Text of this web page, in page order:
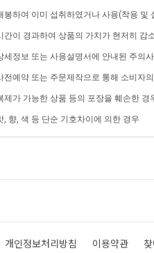
봉하여 이미 섭취하였거나 사용(착용 및
간이 경과하여 상품의 가치가 현저히 감
세정보 또는 사용설명서에 안내된 주의
전예약 또는 주문제작으로 통해 소비자
제가 가능한 상품 등의 포장을 훼손한 경
, 향, 색 등 단순 기호차이에 의한 경우
개인정보처리방침 이용약관